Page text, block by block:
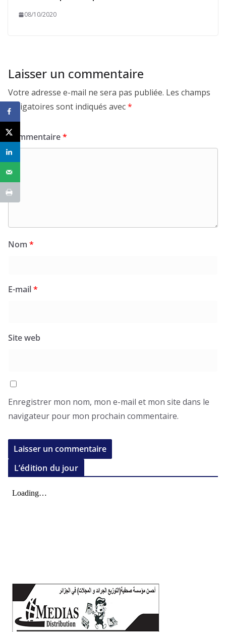
08/10/2020
Laisser un commentaire
Votre adresse e-mail ne sera pas publiée. Les champs
obligatoires sont indiqués avec*
Commentaire*
Nom *
E-mail*
Site web
Enregistrer mon nom, mon e-mail et mon site dans le
navigateur pour mon prochain commentaire.
L’édition du jour